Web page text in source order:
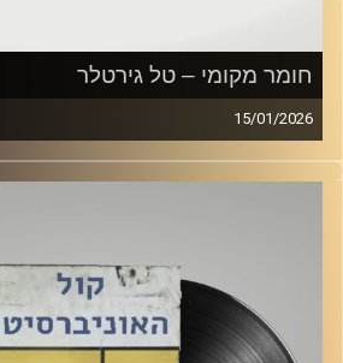
חומר מקומי – טל גירטלר
15/01/2026
שעה של מוזיקה ישראלית עם טל גירטלר